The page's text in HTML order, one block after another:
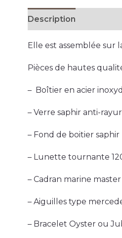
Description
Elle est assemblée sur
Pièces de hautes
– Boîtier en acier
– Verre saphir anti-
– Fond de boitier saphir
– Lunette tournante
– Cadran marine master
– Aiguilles type
– Bracelet Oyster ou